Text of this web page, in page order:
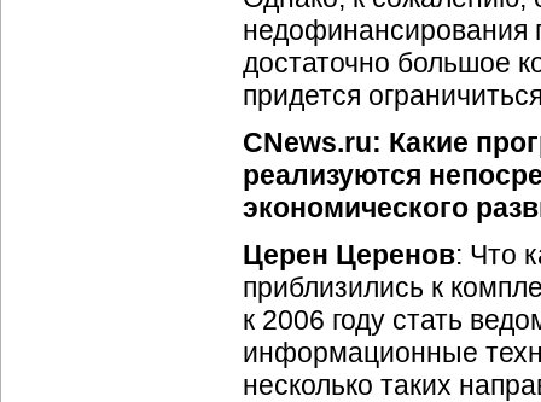
достаточно большое
придется
CNews.ru: Какие
реализуются
экономического
Церен Церенов: Что
приблизились к
к 2006 году стать
информационные
несколько таких